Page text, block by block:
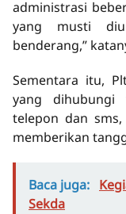
administrasi
yang musti
benderang,”
Sementara itu,
yang dihubungi
telepon dan
memberikan
Baca juga:
Sekda